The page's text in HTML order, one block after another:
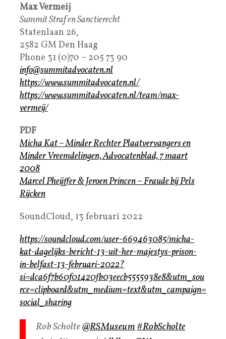
Max Vermeij
Summit Straf en Sanctierecht
Statenlaan 26,
2582 GM Den Haag
Phone 31 (0)70 – 205 73 90
info@summitadvocaten.nl
https://www.summitadvocaten.nl/
https://www.summitadvocaten.nl/team/max-
vermeij/
PDF
Micha Kat – Minder Rechter Plaatvervangers en
Minder Vreemdelingen, Advocatenblad, 7 maart
2008
Marcel Pheijffer & Jeroen Princen – Fraude bij Pels
Rijcken
SoundCloud, 13 februari 2022
https://soundcloud.com/user-669463085/micha-
kat-dagelijks-bericht-13-uit-her-majestys-prison-
in-belfast-13-februari-2022?
si=dca6f7b60f01420fb03eecb5555938e8&utm_sou
rce=clipboard&utm_medium=text&utm_campaign=
social_sharing
Rob Scholte@RSMuseum#RobScholte